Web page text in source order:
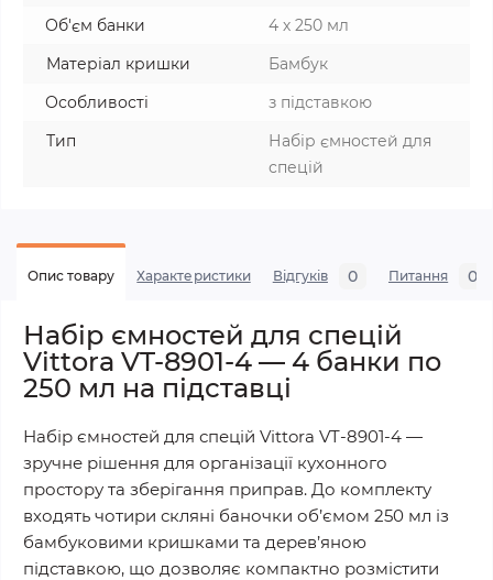
Об'єм банки
4 х 250 мл
Матеріал кришки
Бамбук
Особливості
з підставкою
Тип
Набір ємностей для
спецій
Опис товару Характеристики Відгуків 0 Питання 0
Набір ємностей для спецій
Vittora VT-8901-4 — 4 банки по
250 мл на підставці
Набір ємностей для спецій Vittora VT-8901-4 —
зручне рішення для організації кухонного
простору та зберігання приправ. До комплекту
входять чотири скляні баночки об’ємом 250 мл із
бамбуковими кришками та дерев’яною
підставкою, що дозволяє компактно розмістити